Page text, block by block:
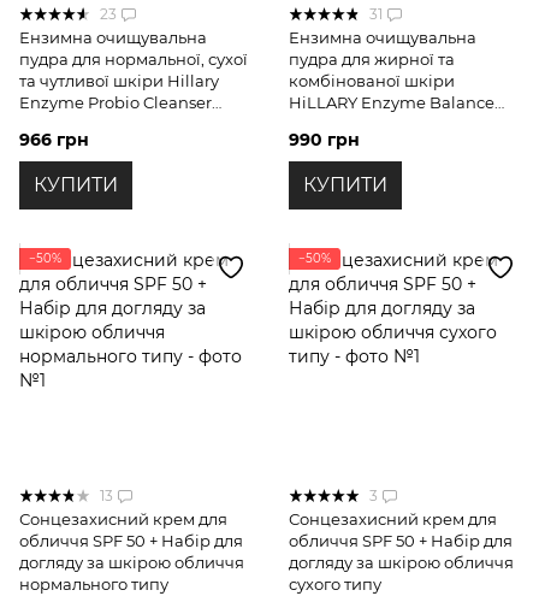
23
Ензимна очищувальна
пудра для нормальної, сухої
та чутливої шкіри Hillary
Enzyme Probio Cleanser
966 грн
КУПИТИ
31
Ензимна очищувальна
пудра для жирної та
комбінованої шкіри
HiLLARY Enzyme Balance
990 грн
КУПИТИ
−50%
13
Сонцезахисний крем для
обличчя SPF 50 + Набір для
догляду за шкірою обличчя
нормального типу
−50%
3
Сонцезахисний крем для
обличчя SPF 50 + Набір для
догляду за шкірою обличчя
сухого типу